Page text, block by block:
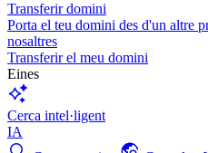
Transferir domini
Porta el teu domini des d'un altre
nosaltres
Transferir el meu domini
Eines
Cerca intel·ligent
IA